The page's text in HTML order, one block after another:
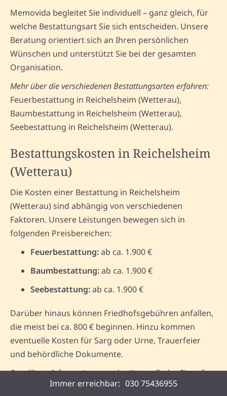
Memovida begleitet Sie individuell – ganz gleich, für
welche Bestattungsart Sie sich entscheiden. Unsere
Beratung orientiert sich an Ihren persönlichen
Wünschen und unterstützt Sie bei der gesamten
Organisation.
Mehr über die verschiedenen Bestattungsarten erfahren:
Feuerbestattung in Reichelsheim (Wetterau),
Baumbestattung in Reichelsheim (Wetterau),
Seebestattung in Reichelsheim (Wetterau).
Bestattungskosten in Reichelsheim
(Wetterau)
Die Kosten einer Bestattung in Reichelsheim
(Wetterau) sind abhängig von verschiedenen
Faktoren. Unsere Leistungen bewegen sich in
folgenden Preisbereichen:
Feuerbestattung:ab ca. 1.900 €
Baumbestattung:ab ca. 1.900 €
Seebestattung:ab ca. 1.900 €
Darüber hinaus können Friedhofsgebühren anfallen,
die meist bei ca. 800 € beginnen. Hinzu kommen
eventuelle Kosten für Sarg oder Urne, Trauerfeier
und behördliche Dokumente.
Detaillierte Informationen zu den Kosten finden Sie auf
unserer Seite zu denBestattungskostenundPreisen
Immer erreichbar: 030 75436955